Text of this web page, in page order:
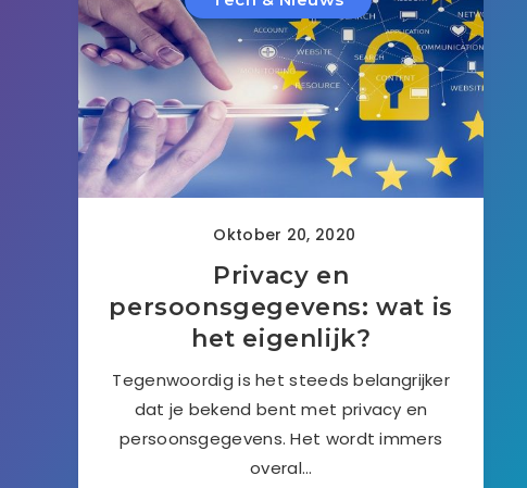
Oktober 20, 2020
Privacy en
persoonsgegevens: wat is
het eigenlijk?
Tegenwoordig is het steeds belangrijker
dat je bekend bent met privacy en
persoonsgegevens. Het wordt immers
overal…